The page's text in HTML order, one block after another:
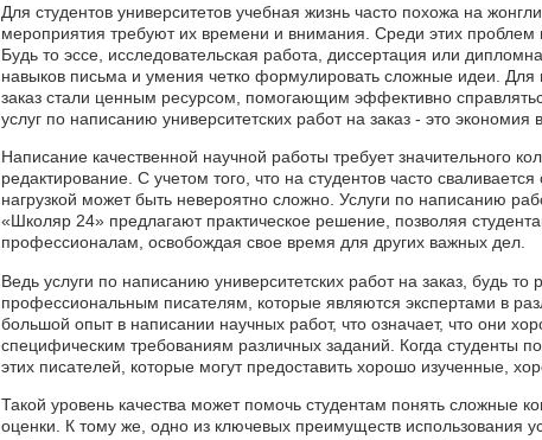
Для студентов университетов учебная жизнь часто похожа на
мероприятия требуют их времени и внимания. Среди этих
Будь то эссе, исследовательская работа, диссертация или
навыков письма и умения четко формулировать сложные идеи. Для
заказ стали ценным ресурсом, помогающим эффективно
услуг по написанию университетских работ на заказ - это экономия
Написание качественной научной работы требует значительного
редактирование. С учетом того, что на студентов часто
нагрузкой может быть невероятно сложно. Услуги по написанию
«Школяр 24» предлагают практическое решение, позволяя
профессионалам, освобождая свое время для других важных дел.
Ведь услуги по написанию университетских работ на заказ, будь то
профессиональным писателям, которые являются экспертами в
большой опыт в написании научных работ, что означает, что они
специфическим требованиям различных заданий. Когда студенты
этих писателей, которые могут предоставить хорошо изученные,
Такой уровень качества может помочь студентам понять сложные
оценки. К тому же, одно из ключевых преимуществ использования